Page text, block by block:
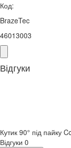
Код:
BrazeTec
46013003
Відгуки
Кутик 90° під пайку
Відгуки 0